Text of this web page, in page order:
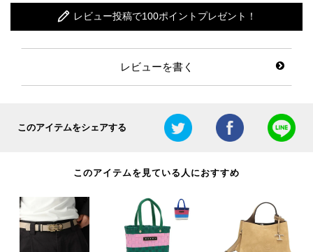
レビュー投稿で100ポイントプレゼント！
レビューを書く
このアイテムをシェアする
このアイテムを見ている人におすすめ